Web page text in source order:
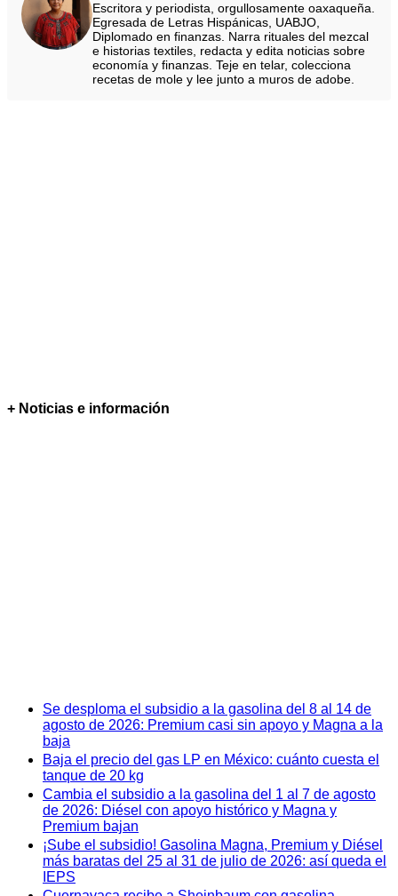
Escritora y periodista, orgullosamente oaxaqueña.
Egresada de Letras Hispánicas, UABJO,
Diplomado en finanzas. Narra rituales del mezcal
e historias textiles, redacta y edita noticias sobre
economía y finanzas. Teje en telar, colecciona
recetas de mole y lee junto a muros de adobe.
+ Noticias e información
Se desploma el subsidio a la gasolina del 8 al 14 de
agosto de 2026: Premium casi sin apoyo y Magna a la
baja
Baja el precio del gas LP en México: cuánto cuesta el
tanque de 20 kg
Cambia el subsidio a la gasolina del 1 al 7 de agosto
de 2026: Diésel con apoyo histórico y Magna y
Premium bajan
¡Sube el subsidio! Gasolina Magna, Premium y Diésel
más baratas del 25 al 31 de julio de 2026: así queda el
IEPS